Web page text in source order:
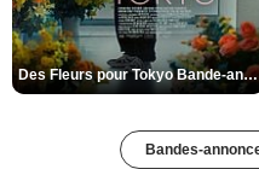
Des Fleurs pour Tokyo Bande-annonce VO STFR
Bandes-